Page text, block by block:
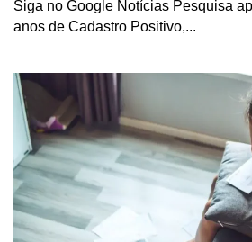
Siga no Google Notícias Pesquisa
anos de Cadastro Positivo,...